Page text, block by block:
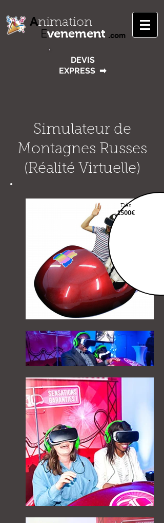
Animation
.com
Evenement
DEVIS
EXPRESS ➡
Simulateur de
Montagnes Russes
(Réalité Virtuelle)
Dès
1500€